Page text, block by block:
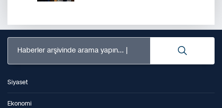
Haberler arşivinde arama yapın...
Siyaset
Ekonomi